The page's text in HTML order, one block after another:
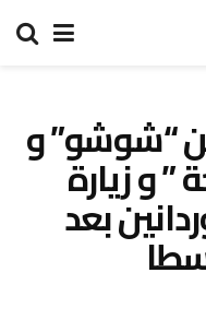
“شوشو” و
و زيارة
بعد